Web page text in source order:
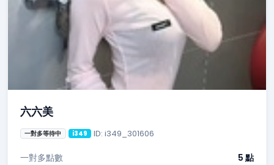
六六美
一對多等待中 i349 ID: i349_301606
一對多點數
5 點